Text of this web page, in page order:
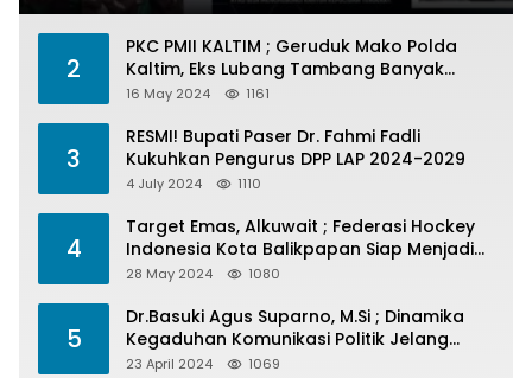
2
PKC PMII KALTIM ; Geruduk Mako Polda
Kaltim, Eks Lubang Tambang Banyak
Menelan Korban
16 May 2024 1161
3
RESMI! Bupati Paser Dr. Fahmi Fadli
Kukuhkan Pengurus DPP LAP 2024-2029
4 July 2024 1110
4
Target Emas, Alkuwait ; Federasi Hockey
Indonesia Kota Balikpapan Siap Menjadi
Barometer Prestasi Di Kaltim
28 May 2024 1080
5
Dr.Basuki Agus Suparno, M.Si ; Dinamika
Kegaduhan Komunikasi Politik Jelang
Pesta Politik 2024
23 April 2024 1069